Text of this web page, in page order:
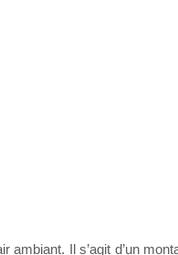
ambiant. Il s’agit d’un